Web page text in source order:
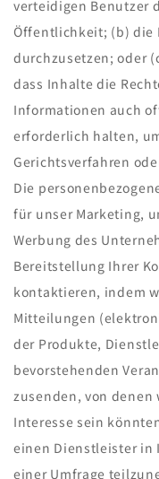
verteidigen Benutzer
Öffentlichkeit; (b) die
durchzusetzen; oder
dass Inhalte die
Informationen auch
erforderlich halten,
Gerichtsverfahren
Die
für unser Marketing,
Werbung des
Bereitstellung Ihrer
kontaktieren, indem
Mitteilungen
der Produkte,
bevorstehenden
zusenden, von denen
Interesse sein
einen Dienstleister in
einer Umfrage